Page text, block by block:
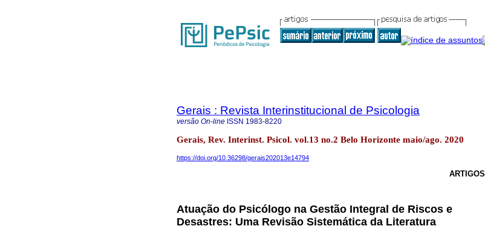
Gerais : Revista Interinstitucional de Psicologia
versão On-line ISSN 1983-8220
Gerais, Rev. Interinst. Psicol. vol.13 no.2 Belo Horizonte maio/ago. 2020
https://doi.org/10.36298/gerais202013e14794
ARTIGOS
Atuação do Psicólogo na Gestão Integral de Riscos e
Desastres: Uma Revisão Sistemática da Literatura